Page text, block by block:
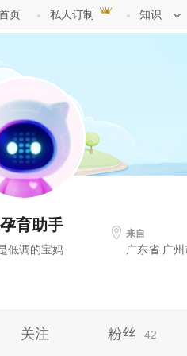
页 私人订制 知识
育助手
低调的宝妈
来自
广东省.广州
关注 粉丝 42